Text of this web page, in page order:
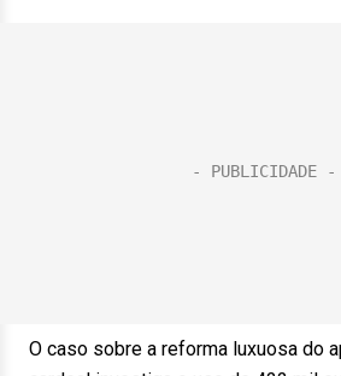
O caso sobre a reforma luxuosa do